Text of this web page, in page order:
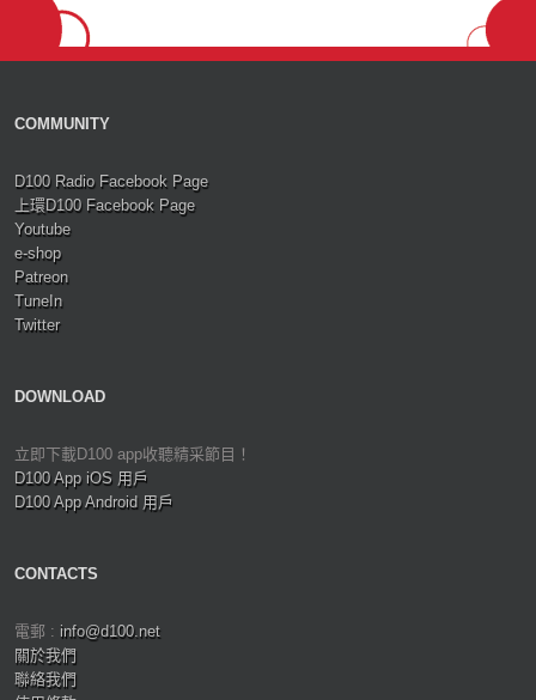
COMMUNITY
D100 Radio Facebook Page
上環D100 Facebook Page
Youtube
e-shop
Patreon
TuneIn
Twitter
DOWNLOAD
立即下載D100 app收聽精采節目！
D100 App iOS 用戶
D100 App Android 用戶
CONTACTS
電郵 : info@d100.net
關於我們
聯絡我們